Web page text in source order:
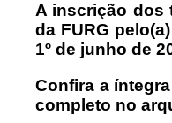
A inscrição dos
da FURG
1º de junho de
Confira a
completo no